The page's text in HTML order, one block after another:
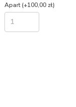
Apart(+100,00 zł)